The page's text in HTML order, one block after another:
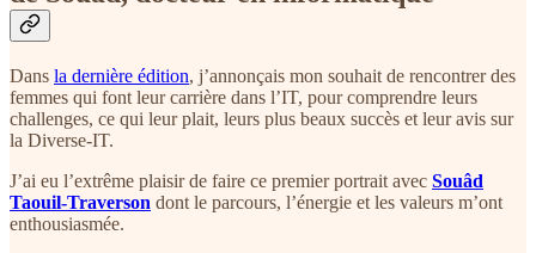
Dans la dernière édition, j’annonçais mon souhait de rencontrer des
femmes qui font leur carrière dans l’IT, pour comprendre leurs
challenges, ce qui leur plait, leurs plus beaux succès et leur avis sur
la Diverse-IT.
J’ai eu l’extrême plaisir de faire ce premier portrait avec Souâd
Taouil-Traverson dont le parcours, l’énergie et les valeurs m’ont
enthousiasmée.